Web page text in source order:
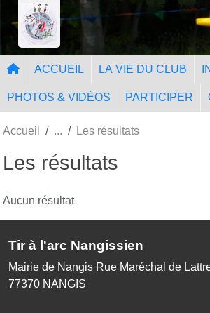
Tir à l'Arc
ACCUEIL LA VIE DU CLUB
PHOTOS & VIDÉOS PARTICIPER
Accueil Les résultats
Les résultats
Aucun résultat
Tir à l'arc Nangissien
Mairie de Nangis Rue Maréchal de
77370 NANGIS
Panneau de gestion des cookies